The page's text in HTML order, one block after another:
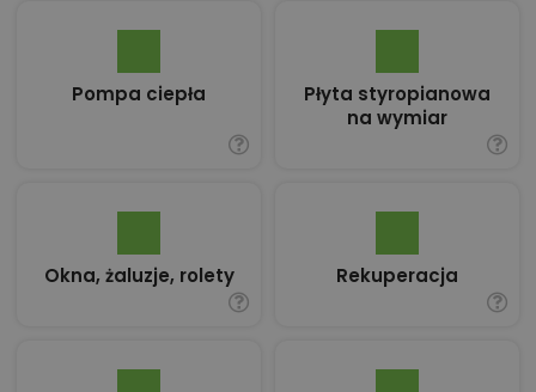
Pompa ciepła
Płyta styropianowa
na wymiar
Okna, żaluzje, rolety Rekuperacja